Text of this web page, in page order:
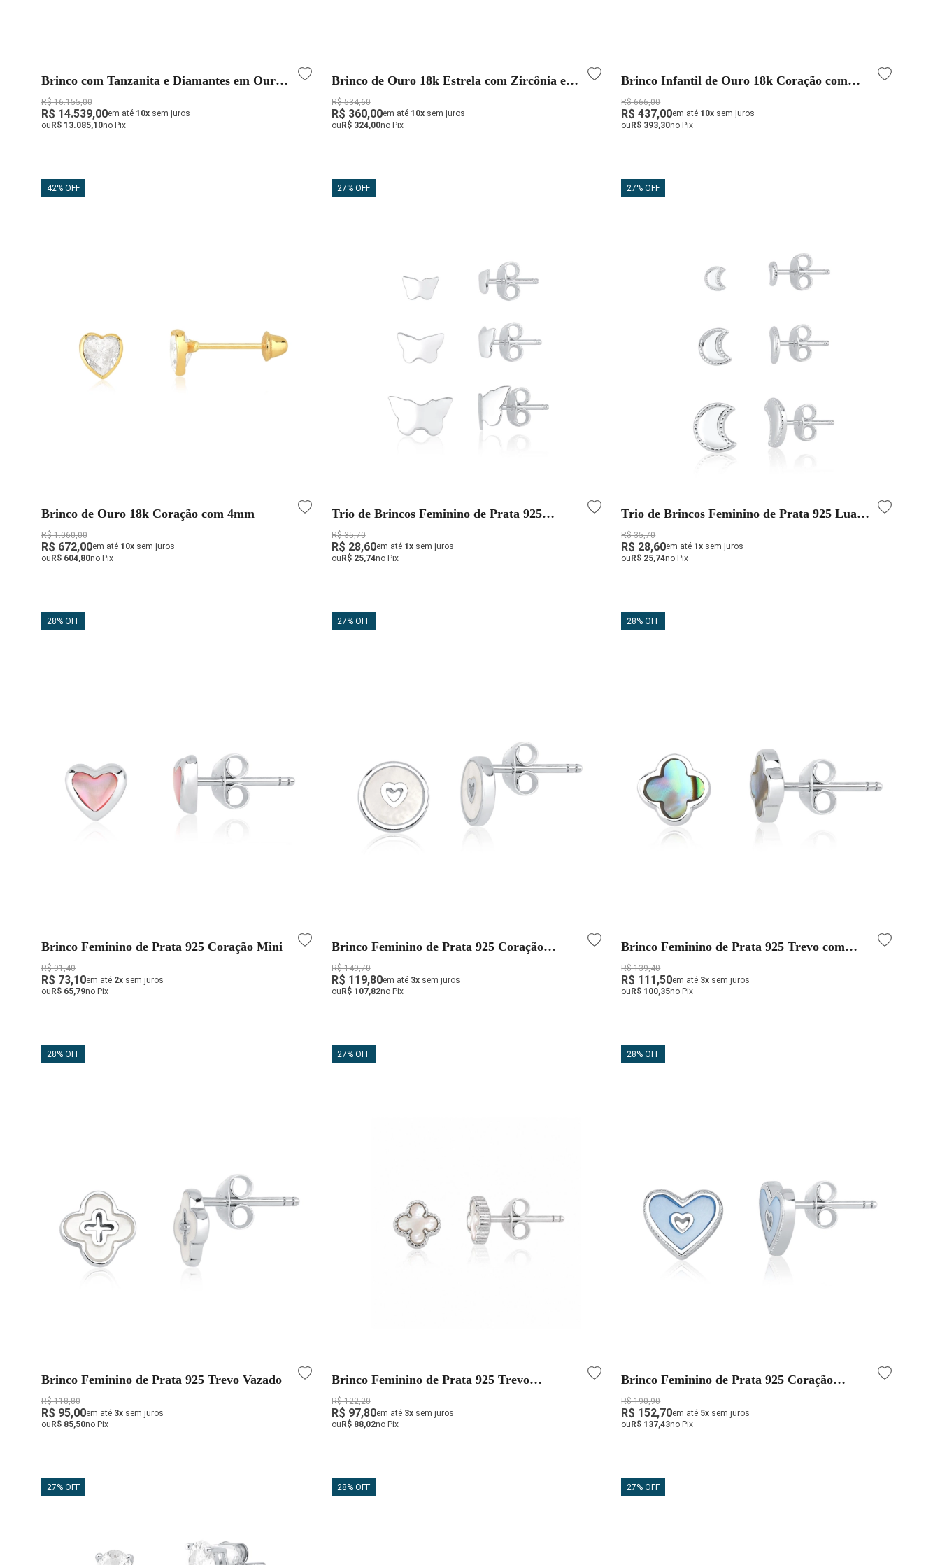
Brinco com Tanzanita e Diamantes em Ouro
Branco 18k | Alta Joalheria
R$ 16.155,00
R$ 14.539,00em até 10x sem juros
ou R$ 13.085,10no Pix
Brinco de Ouro 18k Estrela com Zircônia e
Detalhada
R$ 534,60
R$ 360,00em até 10xsem juros
ou R$ 324,00no Pix
Brinco Infantil de Ouro 18k Coração com
3mm
R$ 666,00
R$ 437,00em até 10x sem juros
ou R$ 393,30no Pix
42% OFF
Brinco de Ouro 18k Coração com 4mm
R$ 1.060,00
R$ 672,00em até 10x sem juros
ou R$ 604,80no Pix
27% OFF
Trio de Brincos Feminino de Prata 925
Borboleta Lisa
R$ 35,70
R$ 28,60em até 1xsem juros
ou R$ 25,74no Pix
27% OFF
Trio de Brincos Feminino de Prata 925 Lua
Detalhada
R$ 35,70
R$ 28,60em até 1x sem juros
ou R$ 25,74no Pix
28% OFF
Brinco Feminino de Prata 925 Coração Mini
R$ 91,40
R$ 73,10em até 2x sem juros
ou R$ 65,79no Pix
27% OFF
Brinco Feminino de Prata 925 Coração
Vazado Liso
R$ 149,70
R$ 119,80em até 3xsem juros
ou R$ 107,82no Pix
28% OFF
Brinco Feminino de Prata 925 Trevo com
7mm
R$ 139,40
R$ 111,50em até 3x sem juros
ou R$ 100,35no Pix
28% OFF
Brinco Feminino de Prata 925 Trevo Vazado
R$ 118,80
R$ 95,00em até 3x sem juros
ou R$ 85,50no Pix
27% OFF
Brinco Feminino de Prata 925 Trevo
Detalhado
R$ 122,20
R$ 97,80em até 3xsem juros
ou R$ 88,02no Pix
28% OFF
Brinco Feminino de Prata 925 Coração
Vazado
R$ 190,90
R$ 152,70em até 5x sem juros
ou R$ 137,43no Pix
27% OFF 28% OFF 27% OFF